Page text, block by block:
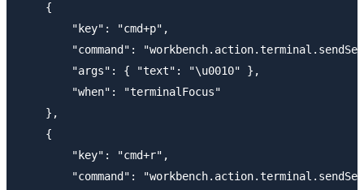
    {
        "key": "cmd+p",
"command":
        "args": { "text": "\u0010" },
        "when": "terminalFocus"
    },
    {
        "key": "cmd+r",
"command":